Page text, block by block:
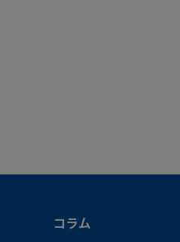
Swagelok®チューブ･ア
コラム